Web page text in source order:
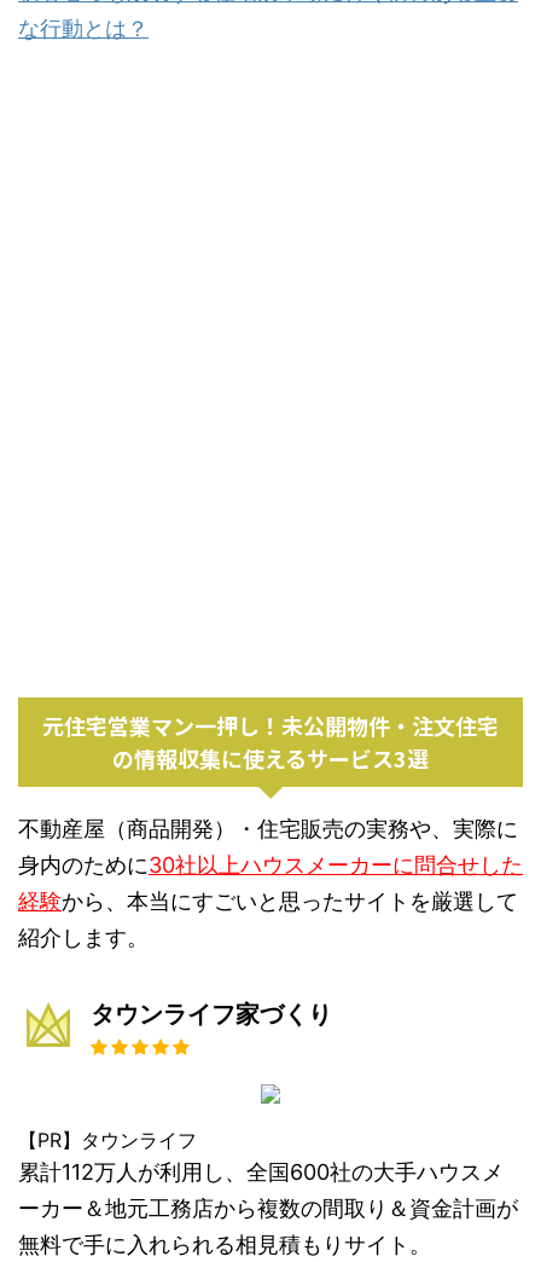
な行動とは？
元住宅営業マン一押し！未公開物件・注文住宅
の情報収集に使えるサービス3選
不動産屋（商品開発）・住宅販売の実務や、実際に
身内のために30社以上ハウスメーカーに問合せした
経験から、本当にすごいと思ったサイトを厳選して
紹介します。
タウンライフ家づくり
【PR】タウンライフ
累計112万人が利用し、全国600社の大手ハウスメ
ーカー＆地元工務店から複数の間取り＆資金計画が
無料で手に入れられる相見積もりサイト。